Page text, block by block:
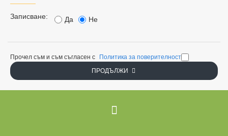
Бюлетин
Записване: Да Не
Прочел съм и съм съгласен с
Политика за поверителност
ПРОДЪЛЖИ